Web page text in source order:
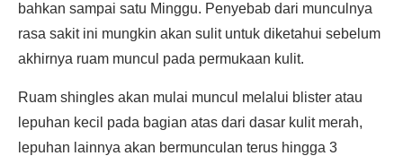
bahkan sampai satu Minggu. Penyebab dari munculnya
rasa sakit ini mungkin akan sulit untuk diketahui sebelum
akhirnya ruam muncul pada permukaan kulit.
Ruam shingles akan mulai muncul melalui blister atau
lepuhan kecil pada bagian atas dari dasar kulit merah,
lepuhan lainnya akan bermunculan terus hingga 3